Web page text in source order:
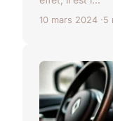
10 mars 2024 5